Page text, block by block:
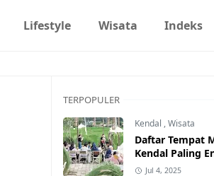
Lifestyle Wisata Indeks
TERPOPULER
Kendal ,Wisata
Daftar Tempat
Kendal Paling
Jul 4, 2025